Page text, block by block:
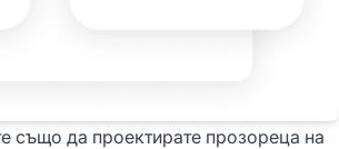
също да проектирате прозореца на